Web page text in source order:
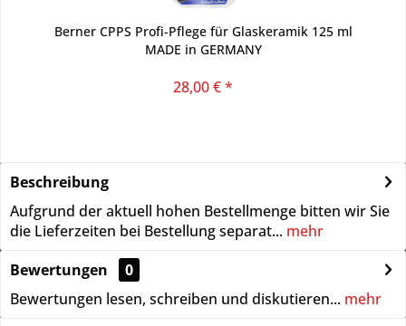
Berner CPPS Profi-Pflege für Glaskeramik 125 ml
MADE in GERMANY
28,00 € *
Beschreibung
Aufgrund der aktuell hohen Bestellmenge bitten wir Sie
die Lieferzeiten bei Bestellung separat... mehr
Bewertungen
0
Bewertungen lesen, schreiben und diskutieren... mehr